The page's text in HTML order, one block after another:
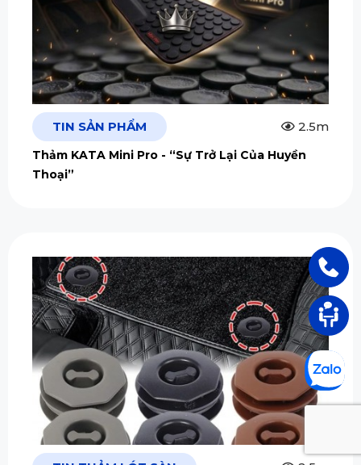
TIN SẢN PHẨM 2.5m
Thảm KATA Mini Pro - “Sự Trở Lại Của Huyền
Thoại”